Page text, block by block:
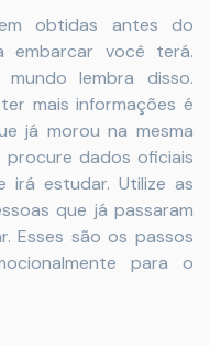
obtidas antes do
embarcar você terá.
lembra disso.
mais informações é
já morou na mesma
dados oficiais
irá estudar. Utilize as
que já passaram
Esses são os passos
para o